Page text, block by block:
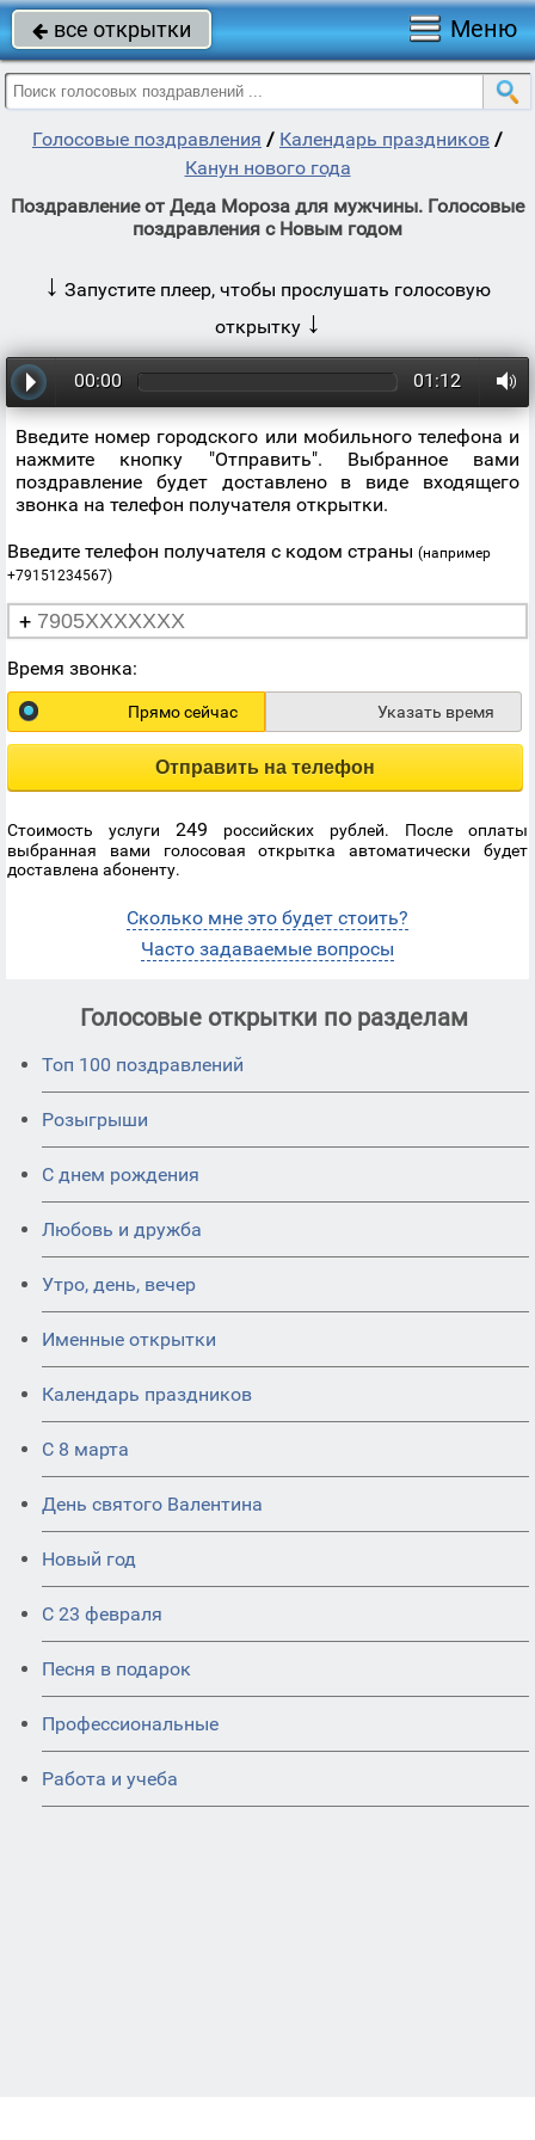
 все открытки Меню
Голосовые поздравления / Календарь праздников /
Канун нового года
Поздравление от Деда Мороза для мужчины. Голосовые
поздравления с Новым годом
↓ Запустите плеер, чтобы прослушать голосовую
открытку ↓
00:00 01:12
Введите номер городского или мобильного телефона и
нажмите кнопку "Отправить". Выбранное вами
поздравление будет доставлено в виде входящего
звонка на телефон получателя открытки.
Введите телефон получателя с кодом страны (например
+79151234567)
+
Время звонка:
Прямо сейчас Указать время
Отправить на телефон
Стоимость услуги 249 российских рублей. После оплаты
выбранная вами голосовая открытка автоматически будет
доставлена абоненту.
Сколько мне это будет стоить?
Часто задаваемые вопросы
Голосовые открытки по разделам
Топ 100 поздравлений
Розыгрыши
С днем рождения
Любовь и дружба
Утро, день, вечер
Именные открытки
Календарь праздников
С 8 марта
День святого Валентина
Новый год
С 23 февраля
Песня в подарок
Профессиональные
Работа и учеба